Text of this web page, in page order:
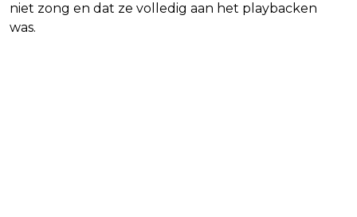
niet zong en dat ze volledig aan het playbacken
was.